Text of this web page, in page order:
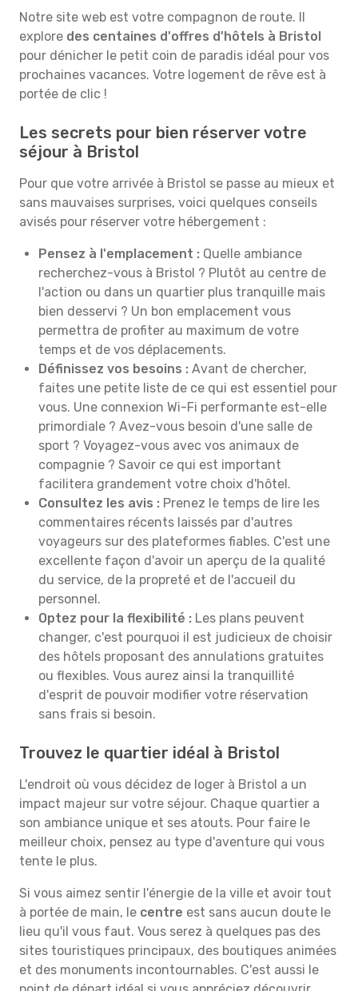
Notre site web est votre compagnon de route. Il
explore des centaines d'offres d'hôtels à Bristol
pour dénicher le petit coin de paradis idéal pour vos
prochaines vacances. Votre logement de rêve est à
portée de clic !
Les secrets pour bien réserver votre
séjour à Bristol
Pour que votre arrivée à Bristol se passe au mieux et
sans mauvaises surprises, voici quelques conseils
avisés pour réserver votre hébergement :
Pensez à l'emplacement : Quelle ambiance
recherchez-vous à Bristol ? Plutôt au centre de
l'action ou dans un quartier plus tranquille mais
bien desservi ? Un bon emplacement vous
permettra de profiter au maximum de votre
temps et de vos déplacements.
Définissez vos besoins : Avant de chercher,
faites une petite liste de ce qui est essentiel pour
vous. Une connexion Wi-Fi performante est-elle
primordiale ? Avez-vous besoin d'une salle de
sport ? Voyagez-vous avec vos animaux de
compagnie ? Savoir ce qui est important
facilitera grandement votre choix d'hôtel.
Consultez les avis : Prenez le temps de lire les
commentaires récents laissés par d'autres
voyageurs sur des plateformes fiables. C'est une
excellente façon d'avoir un aperçu de la qualité
du service, de la propreté et de l'accueil du
personnel.
Optez pour la flexibilité : Les plans peuvent
changer, c'est pourquoi il est judicieux de choisir
des hôtels proposant des annulations gratuites
ou flexibles. Vous aurez ainsi la tranquillité
d'esprit de pouvoir modifier votre réservation
sans frais si besoin.
Trouvez le quartier idéal à Bristol
L'endroit où vous décidez de loger à Bristol a un
impact majeur sur votre séjour. Chaque quartier a
son ambiance unique et ses atouts. Pour faire le
meilleur choix, pensez au type d'aventure qui vous
tente le plus.
Si vous aimez sentir l'énergie de la ville et avoir tout
à portée de main, le centre est sans aucun doute le
lieu qu'il vous faut. Vous serez à quelques pas des
sites touristiques principaux, des boutiques animées
et des monuments incontournables. C'est aussi le